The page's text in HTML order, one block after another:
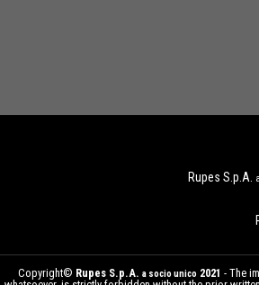
Rupes S.p.A.
Copyright© Rupes S.p.A. a socio unico 2021 - The